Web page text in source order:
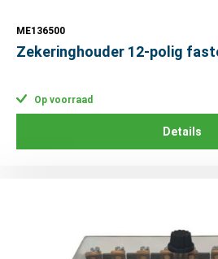
ME136500
Zekeringhouder 12-polig
Op voorraad
Details